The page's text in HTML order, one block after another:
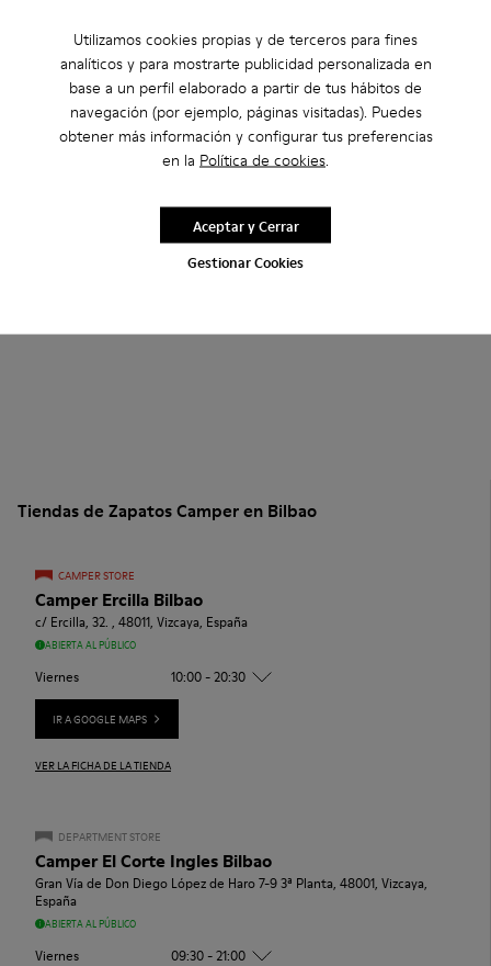
Utilizamos cookies propias y de terceros para fines
analíticos y para mostrarte publicidad personalizada en
base a un perfil elaborado a partir de tus hábitos de
navegación (por ejemplo, páginas visitadas). Puedes
obtener más información y configurar tus preferencias
en la Política de cookies.
Gestionar Cookies
Aceptar y Cerrar
Tiendas de Zapatos Camper en Bilbao
CAMPER STORE
Camper Ercilla Bilbao
c/ Ercilla, 32. , 48011, Vizcaya, España
ABIERTA AL PÚBLICO
Viernes 10:00 - 20:30
IR A GOOGLE MAPS
VER LA FICHA DE LA TIENDA
DEPARTMENT STORE
Camper El Corte Ingles Bilbao
Gran Vía de Don Diego López de Haro 7-9 3ª Planta, 48001, Vizcaya,
España
ABIERTA AL PÚBLICO
Viernes 09:30 - 21:00